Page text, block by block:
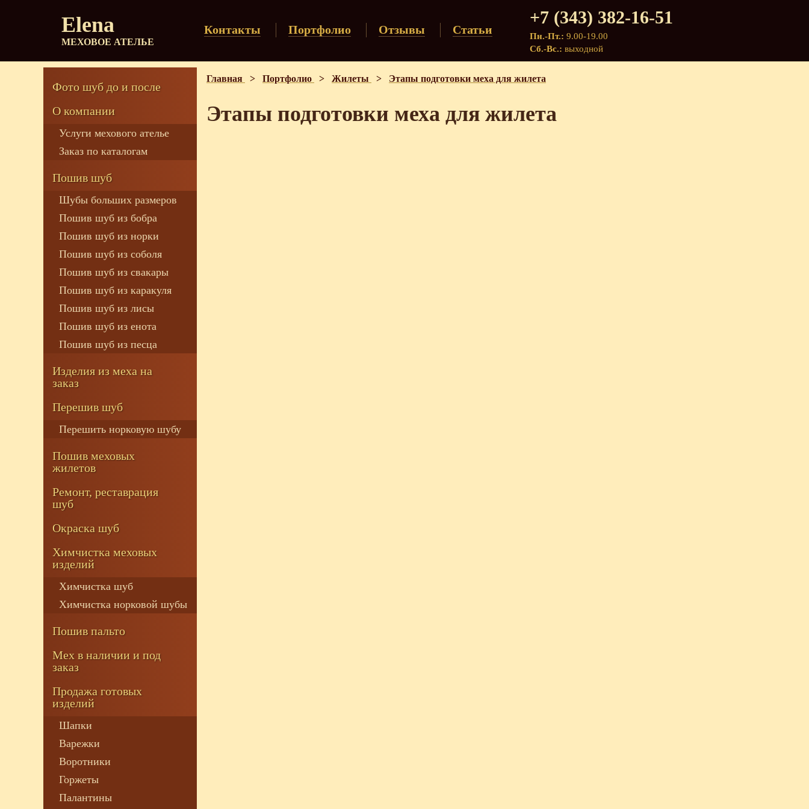
Elena
МЕХОВОЕ АТЕЛЬЕ
+7 (343) 382-16-51
Пн.-Пт.: 9.00-19.00
Сб.-Вс.: выходной
Контакты Портфолио Отзывы Статьи
Фото шуб до и после
О компании
Услуги мехового ателье
Заказ по каталогам
Пошив шуб
Шубы больших размеров
Пошив шуб из бобра
Пошив шуб из норки
Пошив шуб из соболя
Пошив шуб из свакары
Пошив шуб из каракуля
Пошив шуб из лисы
Пошив шуб из енота
Пошив шуб из песца
Изделия из меха на
заказ
Перешив шуб
Перешить норковую шубу
Пошив меховых
жилетов
Ремонт, реставрация
шуб
Окраска шуб
Химчистка меховых
изделий
Химчистка шуб
Химчистка норковой шубы
Пошив пальто
Мех в наличии и под
заказ
Продажа готовых
изделий
Шапки
Варежки
Воротники
Горжеты
Палантины
Главная > Портфолио > Жилеты > Этапы подготовки меха для жилета
Этапы подготовки меха для жилета